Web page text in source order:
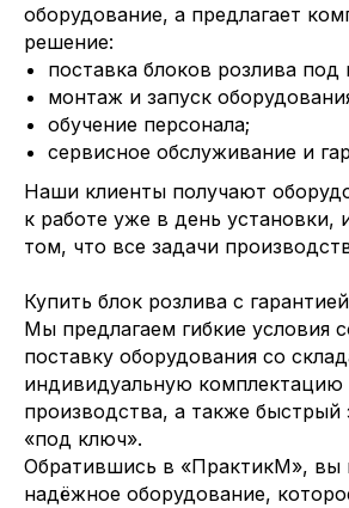
оборудование, а предлагает
решение:
поставка блоков розлива под
монтаж и запуск
обучение персонала;
сервисное обслуживание и
Наши клиенты получают
к работе уже в день установки,
том, что все задачи
Купить блок розлива с
Мы предлагаем гибкие условия
поставку оборудования со
индивидуальную комплектацию
производства, а также быстрый
«под ключ».
Обратившись в «ПрактикМ», вы
надёжное оборудование,